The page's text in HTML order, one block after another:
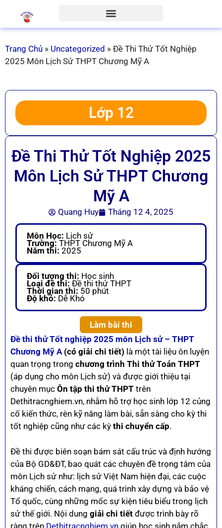
Trang Chủ » Uncategorized » Đề Thi Thử Tốt Nghiệp
2025 Môn Lịch Sử THPT Chương Mỹ A
Lớp 12
Đề Thi Thử Tốt Nghiệp 2025
Môn Lịch Sử THPT Chương
Mỹ A
Quang Huy Tháng 12 4, 2025
Môn Học: Lịch sử
Trường: THPT Chương Mỹ A
Năm thi: 2025
Đối tượng thi: Học sinh
Loại đề thi: Đề thi thử THPT
Thời gian thi: 50 phút
Độ khó: Dễ Khó
Làm bài thi
Đề thi thử Tốt nghiệp 2025 môn Lịch sử – THPT
Chương Mỹ A(có giải chi tiết) là một tài liệu ôn luyện
quan trọng trong chương trình Thi thử Toán THPT
(áp dụng cho môn Lịch sử) và được giới thiệu tại
chuyên mục Ôn tập thi thử THPT trên
Dethitracnghiem.vn, nhằm hỗ trợ học sinh lớp 12 củng
cố kiến thức, rèn kỹ năng làm bài, sẵn sàng cho kỳ thi
tốt nghiệp cũng như các kỳ thi chuyển cấp.
Đề thi được biên soạn bám sát cấu trúc và định hướng
của Bộ GD&ĐT, bao quát các chuyên đề trọng tâm của
môn Lịch sử như: lịch sử Việt Nam hiện đại, các cuộc
kháng chiến, cách mạng, quá trình xây dựng và bảo vệ
Tổ quốc, cùng những mốc sự kiện tiêu biểu trong lịch
sử thế giới. Nội dung giải chi tiết được trình bày rõ
ràng trên Dethitracnghiem.vn giúp học sinh nắm chắc